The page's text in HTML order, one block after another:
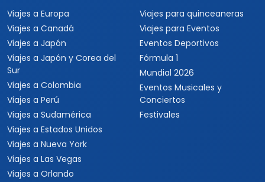
Viajes a Europa
Viajes a Canadá
Viajes a Japón
Viajes a Japón y Corea del
Sur
Viajes a Colombia
Viajes a Perú
Viajes a Sudamérica
Viajes a Estados Unidos
Viajes a Nueva York
Viajes a Las Vegas
Viajes a Orlando
Viajes para quinceaneras
Viajes para Eventos
Eventos Deportivos
Fórmula 1
Mundial 2026
Eventos Musicales y
Conciertos
Festivales